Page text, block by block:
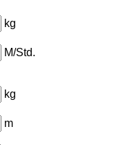
kg
M/Std.
kg
m